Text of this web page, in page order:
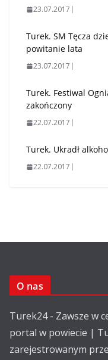
23.07.2017
Turek. SM Tęcza
powitanie lata
23.07.2017
Turek. Festiwal
zakończony
22.07.2017
Turek. Ukradł
22.07.2017
O nas
Turek24 - Zawsze w
portal w powiecie |
zarejestrowanym